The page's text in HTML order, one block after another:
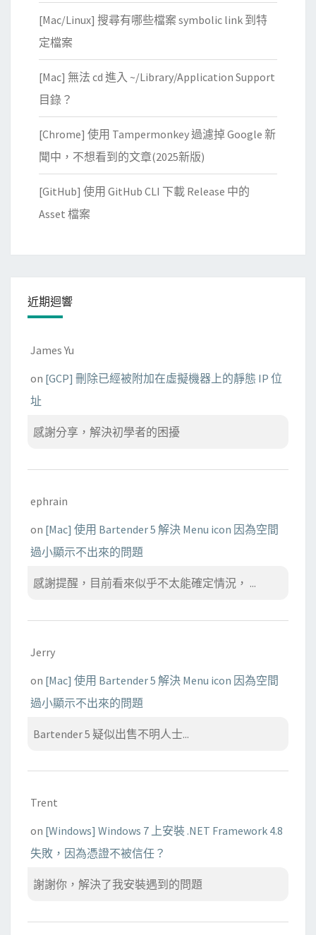
[Mac/Linux] 搜尋有哪些檔案 symbolic link 到特
定檔案
[Mac] 無法 cd 進入 ~/Library/Application Support
目錄？
[Chrome] 使用 Tampermonkey 過濾掉 Google 新
聞中，不想看到的文章(2025新版)
[GitHub] 使用 GitHub CLI 下載 Release 中的
Asset 檔案
近期迴響
James Yu
on [GCP] 刪除已經被附加在虛擬機器上的靜態 IP 位
址
感謝分享，解決初學者的困擾
ephrain
on [Mac] 使用 Bartender 5 解決 Menu icon 因為空間
過小顯示不出來的問題
感謝提醒，目前看來似乎不太能確定情況， ...
Jerry
on [Mac] 使用 Bartender 5 解決 Menu icon 因為空間
過小顯示不出來的問題
Bartender 5 疑似出售不明人士...
Trent
on [Windows] Windows 7 上安裝 .NET Framework 4.8
失敗，因為憑證不被信任？
謝謝你，解決了我安裝遇到的問題